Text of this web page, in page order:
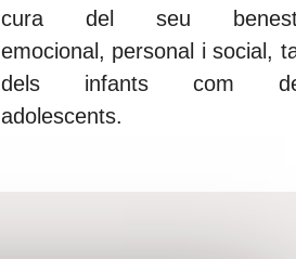
cura del seu
emocional, personal i social,
dels infants com
adolescents.